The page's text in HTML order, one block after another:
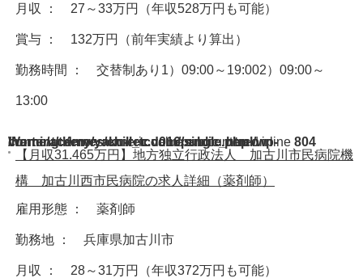
月収 ： 27～33万円（年収528万円も可能）
賞与 ： 132万円（前年実績より算出）
勤務時間 ： 交替制あり1）09:00～19:002）09:00～
13:00
Warning: A non-numeric value encountered in
/home/acdmy/yaku-rec.com/public_html/wp-content/themes/chill_tcd016/single.phpon line 804
【月収31.465万円】地方独立行政法人 加古川市民病院機
構 加古川西市民病院の求人詳細（薬剤師）
雇用形態 ： 薬剤師
勤務地 ： 兵庫県加古川市
月収 ： 28～31万円（年収372万円も可能）